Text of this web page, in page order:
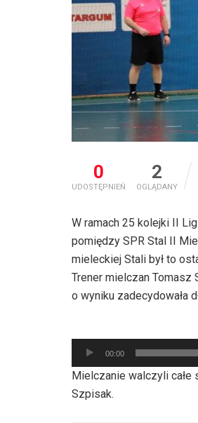
0
UDOSTĘPNIEŃ
2
OGLĄDANY
W ramach 25 kolejki II
pomiędzy SPR Stal II
mieleckiej Stali był to
Trener mielczan Tomasz
o wyniku zadecydowała
Odtwarzacz
plików
dźwiękowych
00:00
Mielczanie walczyli
Szpisak.